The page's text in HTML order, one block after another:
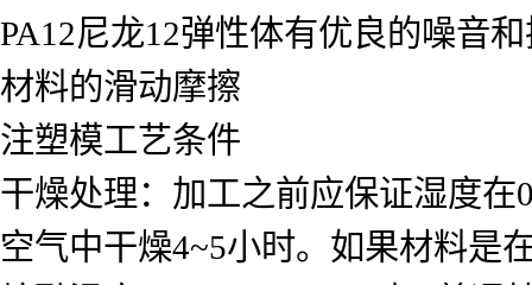
PA12尼龙12弹性体有优良的噪音
材料的滑动摩擦
注塑模工艺条件
干燥处理：加工之前应保证湿度
空气中干燥4~5小时。如果材料是